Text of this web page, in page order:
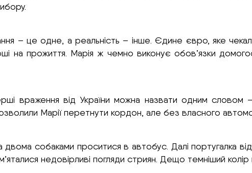
– це одне, а реальність – інше. Єдине євро, яке
на прожиття. Марія ж чемно виконує обов’язки
враження від України можна назвати одним словом
Марії перетнути кордон, але без власного
собаками проситися в автобус. Далі португалка
недовірливі погляди стриян. Дещо темніший